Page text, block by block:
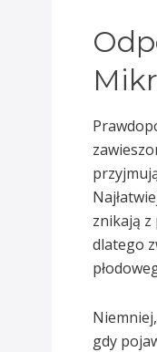
znikają
dlatego
gdy